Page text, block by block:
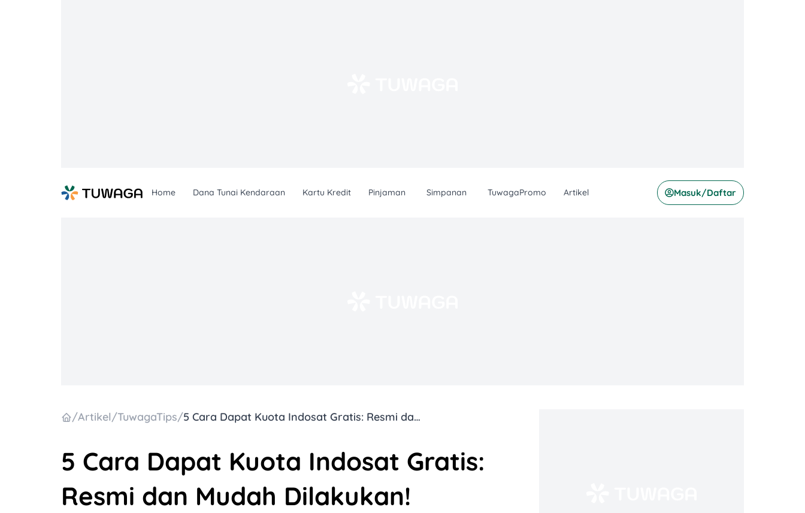
Home Dana Tunai Kendaraan Kartu Kredit Pinjaman Simpanan TuwagaPromo Artikel Masuk/Daftar
/Artikel/TuwagaTips/ 5 Cara Dapat Kuota Indosat Gratis: Resmi dan Mudah Dilakukan!
5 Cara Dapat Kuota Indosat Gratis:
Resmi dan Mudah Dilakukan!